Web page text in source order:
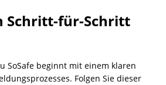
Schritt-für-Schritt
SoSafe beginnt mit einem klaren
Folgen Sie dieser